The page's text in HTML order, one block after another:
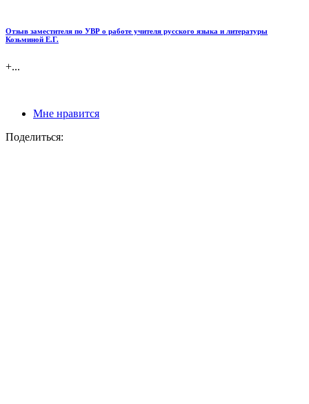
Отзыв заместителя по УВР о работе учителя русского языка и литературы
Козьминой Е.Г.
+...
Мне нравится
Поделиться: